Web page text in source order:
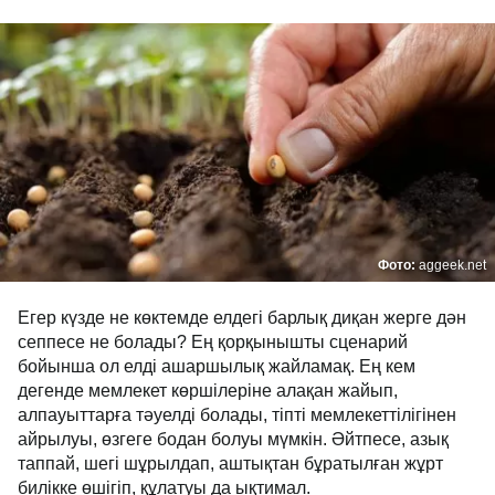
Фото:aggeek.net
Егер күзде не көктемде елдегі барлық диқан жерге дән
сеппесе не болады? Ең қорқынышты сценарий
бойынша ол елді ашаршылық жайламақ. Ең кем
дегенде мемлекет көршілеріне алақан жайып,
алпауыттарға тәуелді болады, тіпті мемлекеттілігінен
айрылуы, өзгеге бодан болуы мүмкін. Әйтпесе, азық
таппай, шегі шұрылдап, аштықтан бұратылған жұрт
билікке өшігіп, құлатуы да ықтимал.